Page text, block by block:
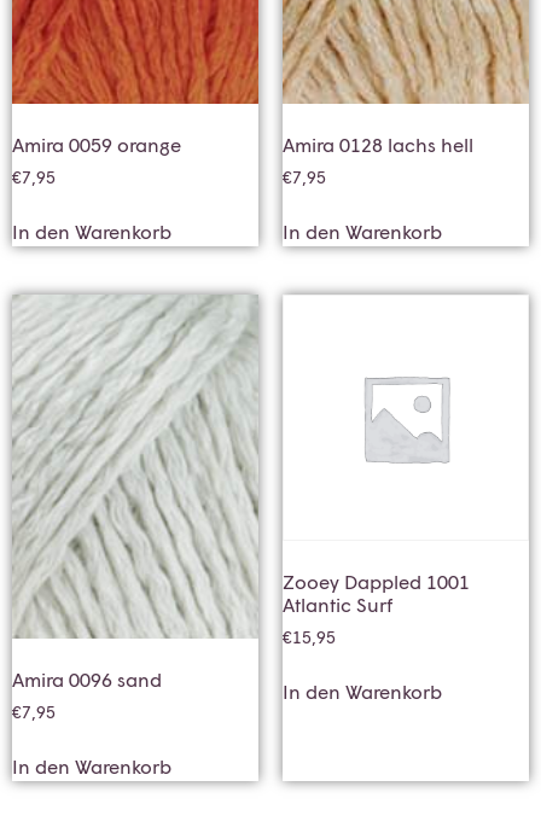
Amira 0059 orange
€7,95
In den Warenkorb
Amira 0128 lachs hell
€7,95
In den Warenkorb
Amira 0096 sand
€7,95
In den Warenkorb
Zooey Dappled 1001
Atlantic Surf
€15,95
In den Warenkorb